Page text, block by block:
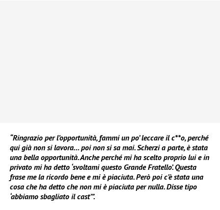
“Ringrazio per l’opportunità, fammi un po’ leccare il c**o, perché
qui già non si lavora… poi non si sa mai. Scherzi a parte, è stata
una bella opportunità. Anche perché mi ha scelto proprio lui e in
privato mi ha detto ‘svoltami questo Grande Fratello’. Questa
frase me la ricordo bene e mi è piaciuta. Però poi c’è stata una
cosa che ha detto che non mi è piaciuta per nulla. Disse tipo
‘abbiamo sbagliato il cast’”.